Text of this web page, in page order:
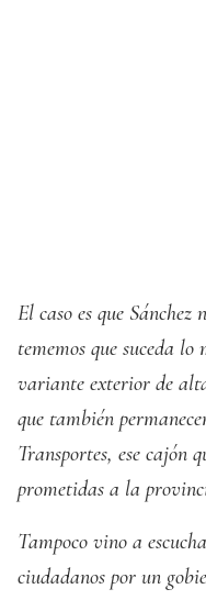
El caso es que
tememos que suceda
variante exterior de
que también
Transportes, ese cajón
prometidas a la
Tampoco vino a
ciudadanos por un